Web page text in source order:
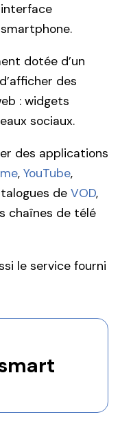
dotée d’un
des
: widgets
sociaux.
des applications
, YouTube,
de VOD,
chaînes de télé
le service fourni